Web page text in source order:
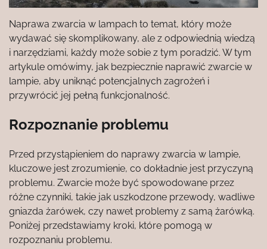
Naprawa zwarcia w lampach to temat, który może
wydawać się skomplikowany, ale z odpowiednią wiedzą
i narzędziami, każdy może sobie z tym poradzić. W tym
artykule omówimy, jak bezpiecznie naprawić zwarcie w
lampie, aby uniknąć potencjalnych zagrożeń i
przywrócić jej pełną funkcjonalność.
Rozpoznanie problemu
Przed przystąpieniem do naprawy zwarcia w lampie,
kluczowe jest zrozumienie, co dokładnie jest przyczyną
problemu. Zwarcie może być spowodowane przez
różne czynniki, takie jak uszkodzone przewody, wadliwe
gniazda żarówek, czy nawet problemy z samą żarówką.
Poniżej przedstawiamy kroki, które pomogą w
rozpoznaniu problemu.